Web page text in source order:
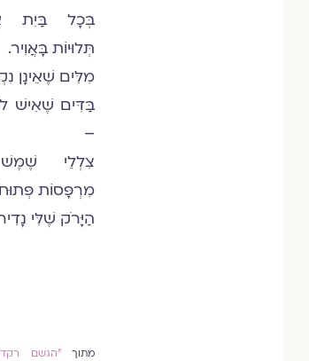
בְּכָל בַּיִת
תְּלוּיוֹת בָּאֲוִיר.
מִלִּים שֶׁאֵינָן
בַּדִּים שֶׁאִישׁ
–
צִלְלֵי
מִרְפָּסוֹת
הַיָּרֹק שֶׁלִּי
מתוך"הגשם